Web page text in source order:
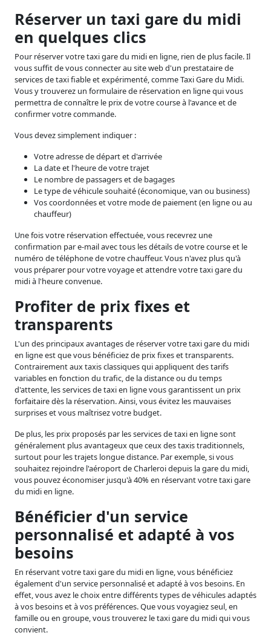
Réserver un taxi gare du midi
en quelques clics
Pour réserver votre taxi gare du midi en ligne, rien de plus facile. Il
vous suffit de vous connecter au site web d'un prestataire de
services de taxi fiable et expérimenté, comme Taxi Gare du Midi.
Vous y trouverez un formulaire de réservation en ligne qui vous
permettra de connaître le prix de votre course à l'avance et de
confirmer votre commande.
Vous devez simplement indiquer :
Votre adresse de départ et d'arrivée
La date et l'heure de votre trajet
Le nombre de passagers et de bagages
Le type de véhicule souhaité (économique, van ou business)
Vos coordonnées et votre mode de paiement (en ligne ou au
chauffeur)
Une fois votre réservation effectuée, vous recevrez une
confirmation par e-mail avec tous les détails de votre course et le
numéro de téléphone de votre chauffeur. Vous n'avez plus qu'à
vous préparer pour votre voyage et attendre votre taxi gare du
midi à l'heure convenue.
Profiter de prix fixes et
transparents
L'un des principaux avantages de réserver votre taxi gare du midi
en ligne est que vous bénéficiez de prix fixes et transparents.
Contrairement aux taxis classiques qui appliquent des tarifs
variables en fonction du trafic, de la distance ou du temps
d'attente, les services de taxi en ligne vous garantissent un prix
forfaitaire dès la réservation. Ainsi, vous évitez les mauvaises
surprises et vous maîtrisez votre budget.
De plus, les prix proposés par les services de taxi en ligne sont
généralement plus avantageux que ceux des taxis traditionnels,
surtout pour les trajets longue distance. Par exemple, si vous
souhaitez rejoindre l'aéroport de Charleroi depuis la gare du midi,
vous pouvez économiser jusqu'à 40% en réservant votre taxi gare
du midi en ligne.
Bénéficier d'un service
personnalisé et adapté à vos
besoins
En réservant votre taxi gare du midi en ligne, vous bénéficiez
également d'un service personnalisé et adapté à vos besoins. En
effet, vous avez le choix entre différents types de véhicules adaptés
à vos besoins et à vos préférences. Que vous voyagiez seul, en
famille ou en groupe, vous trouverez le taxi gare du midi qui vous
convient.